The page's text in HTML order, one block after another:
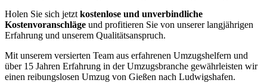
Holen Sie sich jetzt kostenlose und unverbindliche
Kostenvoranschläge und profitieren Sie von unserer langjährigen
Erfahrung und unserem Qualitätsanspruch.
Mit unserem versierten Team aus erfahrenen Umzugshelfern und
über 15 Jahren Erfahrung in der Umzugsbranche gewährleisten wir
einen reibungslosen Umzug von Gießen nach Ludwigshafen.